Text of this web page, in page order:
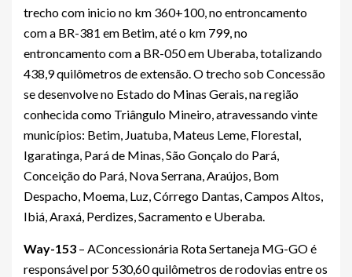
trecho com inicio no km 360+100, no entroncamento
com a BR-381 em Betim, até o km 799, no
entroncamento com a BR-050 em Uberaba, totalizando
438,9 quilômetros de extensão. O trecho sob Concessão
se desenvolve no Estado do Minas Gerais, na região
conhecida como Triângulo Mineiro, atravessando vinte
municípios: Betim, Juatuba, Mateus Leme, Florestal,
Igaratinga, Pará de Minas, São Gonçalo do Pará,
Conceição do Pará, Nova Serrana, Araújos, Bom
Despacho, Moema, Luz, Córrego Dantas, Campos Altos,
Ibiá, Araxá, Perdizes, Sacramento e Uberaba.
Way-153 – AConcessionária Rota Sertaneja MG-GO é
responsável por 530,60 quilômetros de rodovias entre os